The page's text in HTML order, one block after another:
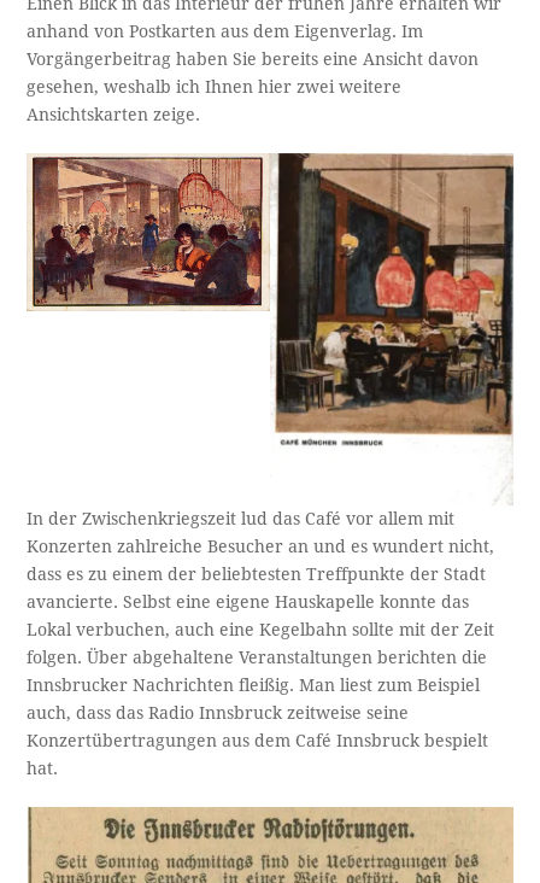
anhand von Postkarten aus dem Eigenverlag. Im
Vorgängerbeitrag haben Sie bereits eine Ansicht davon
gesehen, weshalb ich Ihnen hier zwei weitere
Ansichtskarten zeige.
In der Zwischenkriegszeit lud das Café vor allem mit
Konzerten zahlreiche Besucher an und es wundert nicht,
dass es zu einem der beliebtesten Treffpunkte der Stadt
avancierte. Selbst eine eigene Hauskapelle konnte das
Lokal verbuchen, auch eine Kegelbahn sollte mit der Zeit
folgen. Über abgehaltene Veranstaltungen berichten die
Innsbrucker Nachrichten fleißig. Man liest zum Beispiel
auch, dass das Radio Innsbruck zeitweise seine
Konzertübertragungen aus dem Café Innsbruck bespielt
hat.